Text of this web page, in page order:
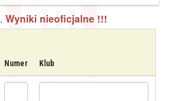
. Wyniki nieoficjalne !!!
Numer Klub